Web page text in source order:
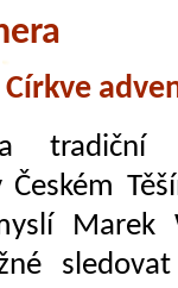
tradiční
Marek